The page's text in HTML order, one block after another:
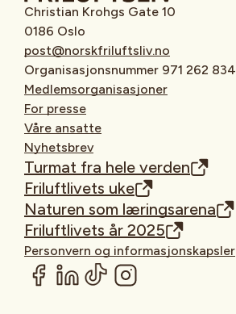
Christian Krohgs Gate 10
0186 Oslo
post@norskfriluftsliv.no
Organisasjonsnummer 971 262 834
Medlemsorganisasjoner
For presse
Våre ansatte
Nyhetsbrev
Turmat fra hele verden
Friluftlivets uke
Naturen som læringsarena
Friluftlivets år 2025
Personvern og informasjonskapsler